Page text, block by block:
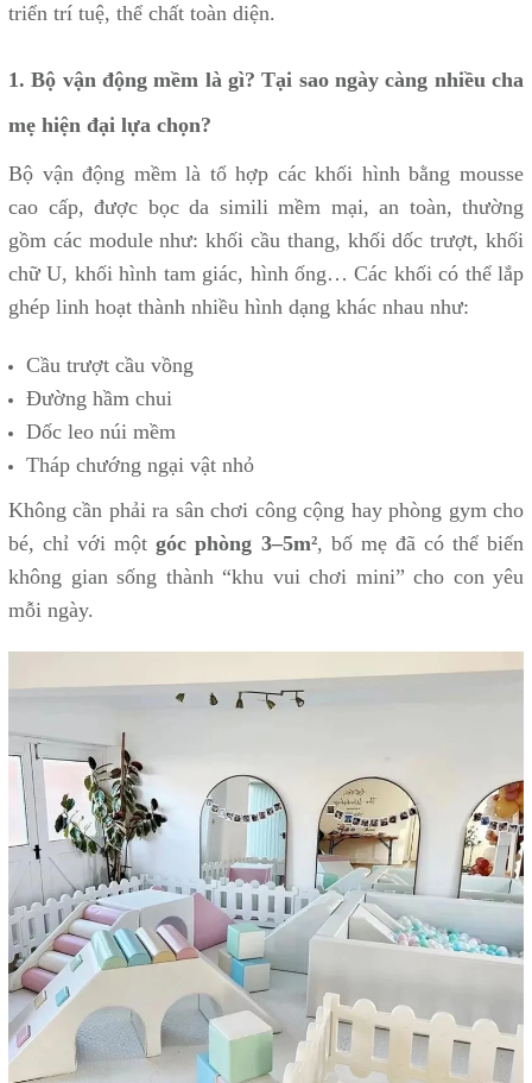
triển trí tuệ, thể chất toàn diện.
1. Bộ vận động mềm là gì? Tại sao ngày càng nhiều cha
mẹ hiện đại lựa chọn?
Bộ vận động mềm là tổ hợp các khối hình bằng mousse
cao cấp, được bọc da simili mềm mại, an toàn, thường
gồm các module như: khối cầu thang, khối dốc trượt, khối
chữ U, khối hình tam giác, hình ống… Các khối có thể lắp
ghép linh hoạt thành nhiều hình dạng khác nhau như:
Cầu trượt cầu vồng
Đường hầm chui
Dốc leo núi mềm
Tháp chướng ngại vật nhỏ
Không cần phải ra sân chơi công cộng hay phòng gym cho
bé, chỉ với mộtgóc phòng 3–5m², bố mẹ đã có thể biến
không gian sống thành “khu vui chơi mini” cho con yêu
mỗi ngày.